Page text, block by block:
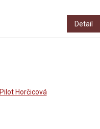
Detail